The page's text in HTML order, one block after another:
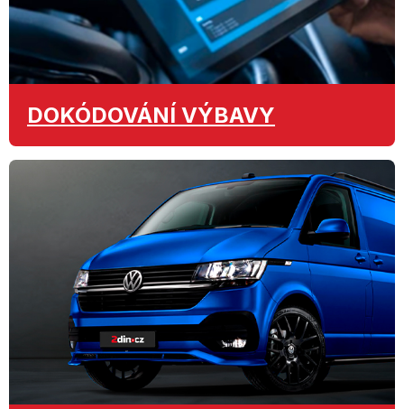
DOKÓDOVÁNÍ VÝBAVY